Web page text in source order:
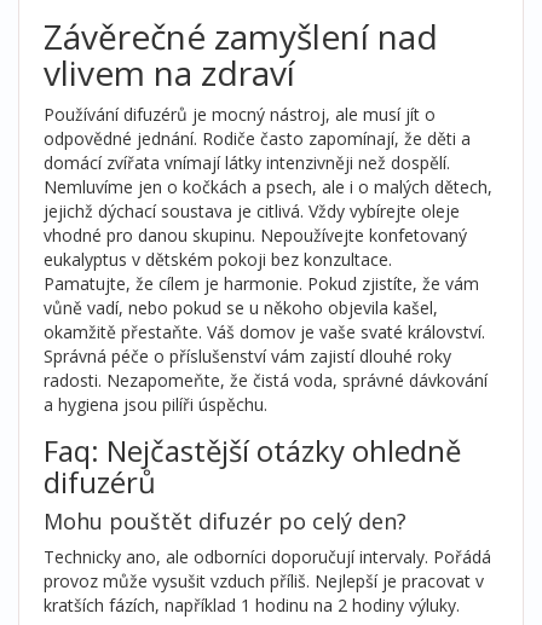
Závěrečné zamyšlení nad
vlivem na zdraví
Používání difuzérů je mocný nástroj, ale musí jít o
odpovědné jednání. Rodiče často zapomínají, že děti a
domácí zvířata vnímají látky intenzivněji než dospělí.
Nemluvíme jen o kočkách a psech, ale i o malých dětech,
jejichž dýchací soustava je citlivá. Vždy vybírejte oleje
vhodné pro danou skupinu. Nepoužívejte konfetovaný
eukalyptus v dětském pokoji bez konzultace.
Pamatujte, že cílem je harmonie. Pokud zjistíte, že vám
vůně vadí, nebo pokud se u někoho objevila kašel,
okamžitě přestaňte. Váš domov je vaše svaté království.
Správná péče o příslušenství vám zajistí dlouhé roky
radosti. Nezapomeňte, že čistá voda, správné dávkování
a hygiena jsou pilíři úspěchu.
Faq: Nejčastější otázky ohledně
difuzérů
Mohu pouštět difuzér po celý den?
Technicky ano, ale odborníci doporučují intervaly. Pořádá
provoz může vysušit vzduch příliš. Nejlepší je pracovat v
kratších fázích, například 1 hodinu na 2 hodiny výluky.